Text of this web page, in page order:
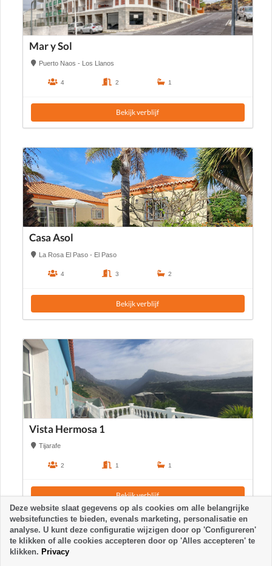
Mar y Sol
Puerto Naos - Los Llanos
4 2 1
Bekijk verblijf
Casa Asol
La Rosa El Paso - El Paso
4 3 2
Bekijk verblijf
Vista Hermosa 1
Tijarafe
2 1 1
Bekijk verblijf
Deze website slaat gegevens op als cookies om alle belangrijke
websitefuncties te bieden, evenals marketing, personalisatie en
analyse. U kunt deze configuratie wijzigen door op 'Configureren'
te klikken of alle cookies accepteren door op 'Alles accepteren' te
klikken. Privacy